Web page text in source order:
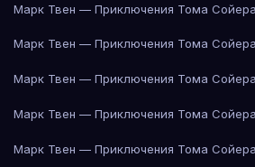
Марк Твен — Приключения Тома Сойера
Марк Твен — Приключения Тома Сойера
Марк Твен — Приключения Тома Сойера
Марк Твен — Приключения Тома Сойера
Марк Твен — Приключения Тома Сойера